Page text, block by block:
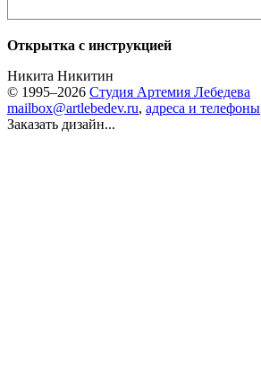
Открытка с инструкцией
Никита Никитин
© 1995–2026 Студия Артемия Лебедева
mailbox@artlebedev.ru, адреса и телефоны
Заказать дизайн...